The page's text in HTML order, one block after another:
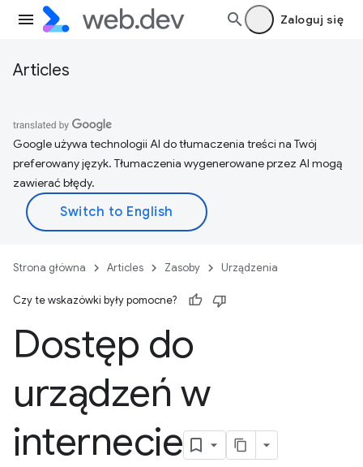
Zaloguj się
Articles
Google używa technologii AI do tłumaczenia treści na Twój
preferowany język. Tłumaczenia wygenerowane przez AI mogą
zawierać błędy.
Strona główna Articles Zasoby Urządzenia
Czy te wskazówki były pomocne?
Dostęp do
urządzeń w
internecie